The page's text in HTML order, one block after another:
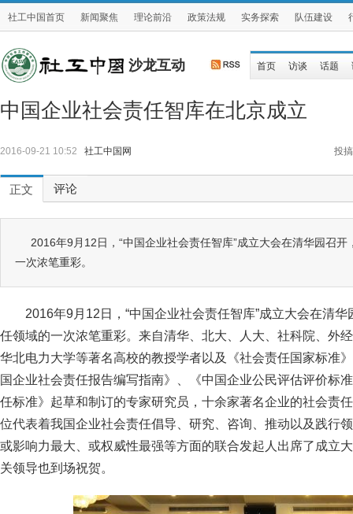
社工中国首页 新闻聚焦 理论前沿 政策法规 实务探索 队伍建设
沙龙互动 首页 访谈 话题
中国企业社会责任智库在北京成立
2016-09-21 10:52 社工中国网 投搞
正文 评论
2016年9月12日，“中国企业社会责任智库”成立大会在清华园召
一次浓笔重彩。
2016年9月12日，“中国企业社会责任智库”成立大会在清
任领域的一次浓笔重彩。来自清华、北大、人大、社科院、外
华北电力大学等著名高校的教授学者以及《社会责任国家标准
国企业社会责任报告编写指南》、《中国企业公民评估评价标
任标准》起草和制订的专家研究员，十余家著名企业的社会责
位代表着我国企业社会责任倡导、研究、咨询、推动以及践行
或影响力最大、或权威性最强等方面的联合发起人出席了成立
关领导也到场祝贺。